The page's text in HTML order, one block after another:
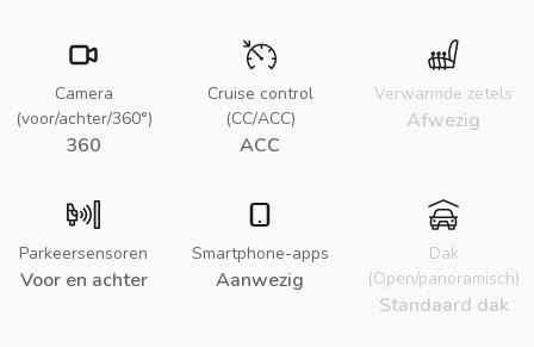
Camera
(voor/achter/360°)
360
Cruise control
(CC/ACC)
ACC
Verwarmde zetels
Afwezig
Parkeersensoren
Voor en achter
Smartphone-apps
Aanwezig
Dak
(Open/panoramisch)
Standaard dak